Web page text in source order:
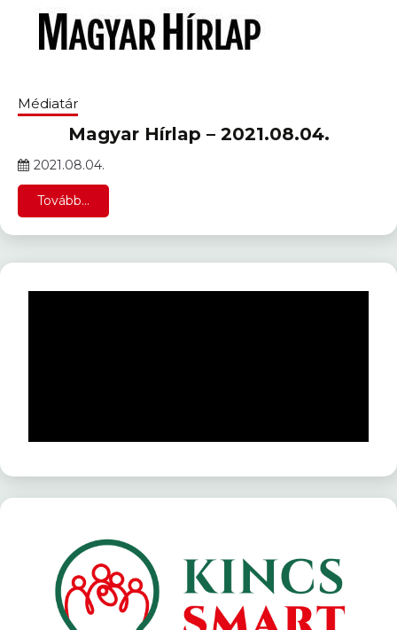
Médiatár
Magyar Hírlap – 2021.08.04.
2021.08.04.
Tovább...